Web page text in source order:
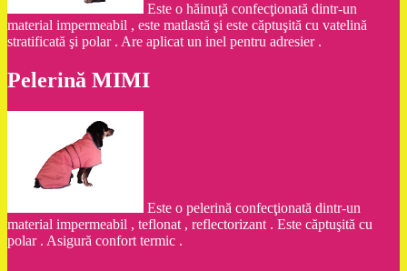
Este o hăinuţă confecţionată dintr-un
material impermeabil , este matlastă şi este căptuşită cu vatelină
stratificată şi polar . Are aplicat un inel pentru adresier .
Pelerină MIMI
Este o pelerină confecţionată dintr-un
material impermeabil , teflonat , reflectorizant . Este căptuşită cu
polar . Asigură confort termic .